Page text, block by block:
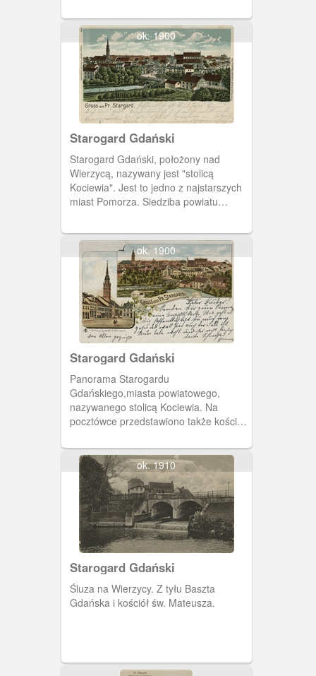
siedzibę rodu Hertzbergów.
ok. 1900
Starogard Gdański
Starogard Gdański, położony nad
Wierzycą, nazywany jest "stolicą
Kociewia". Jest to jedno z najstarszych
miast Pomorza. Siedziba powiatu
i XX wieku.
ok. 1900
Starogard Gdański
Panorama Starogardu
Gdańskiego,miasta powiatowego,
nazywanego stolicą Kociewia. Na
pocztówce przedstawiono także kościół
zbudowany w 1802 roku.
ok. 1910
Starogard Gdański
Śluza na Wierzycy. Z tyłu Baszta
Gdańska i kościół św. Mateusza.